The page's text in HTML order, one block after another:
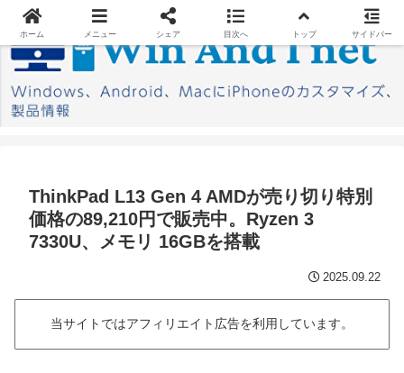
ThinkPad L13 Gen 4 AMDが売り切り特別
価格の89,210円で販売中。Ryzen 3
7330U、メモリ 16GBを搭載
2025.09.22
当サイトではアフィリエイト広告を利用しています。
ホーム メニュー シェア 目次へ トップ サイドバー